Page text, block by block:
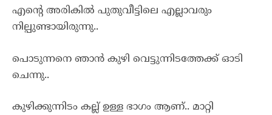
എന്റെ അരികിൽ പുതുവീട്ടിലെ എല്ലാവരും
നില്പുണ്ടായിരുന്നു..
പൊടുന്നനെ ഞാൻ കുഴി വെട്ടുന്നിടത്തേക്ക് ഓടി
ചെന്നു..
കുഴിക്കുന്നിടം കല്ല് ഉള്ള ഭാഗം ആണ്.. മാറ്റി